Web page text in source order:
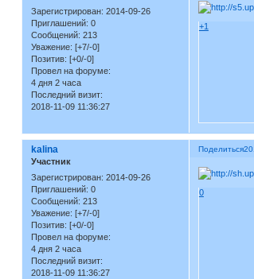
Зарегистрирован: 2014-09-26
Приглашений: 0
Сообщений: 213
Уважение: [+7/-0]
Позитив: [+0/-0]
Провел на форуме:
4 дня 2 часа
Последний визит:
2018-11-09 11:36:27
+1
Поделиться
kalina
Участник
Зарегистрирован: 2014-09-26
Приглашений: 0
Сообщений: 213
Уважение: [+7/-0]
Позитив: [+0/-0]
Провел на форуме:
4 дня 2 часа
Последний визит:
2018-11-09 11:36:27
0